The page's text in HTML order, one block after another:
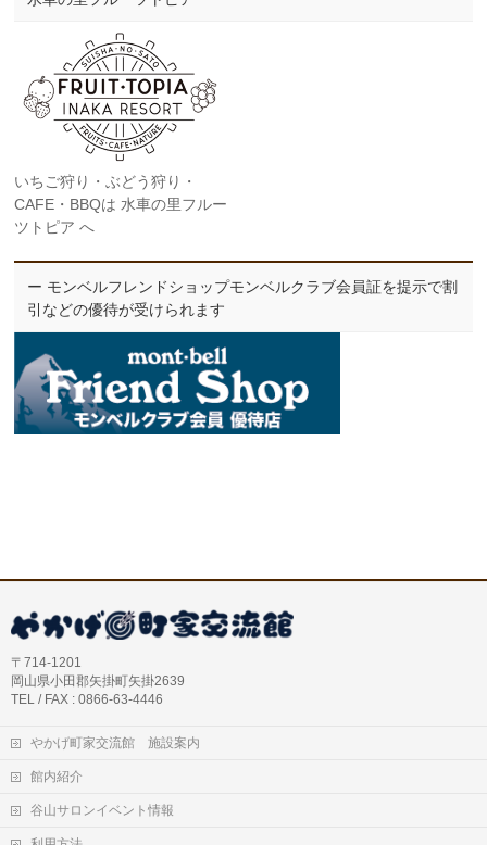
いちご狩り・ぶどう狩り・
CAFE・BBQは 水車の里フルー
ツトピア へ
ー モンベルフレンドショップモンベルクラブ会員証を提示で割
引などの優待が受けられます
〒714-1201
岡山県小田郡矢掛町矢掛2639
TEL / FAX : 0866-63-4446
やかげ町家交流館 施設案内
館内紹介
谷山サロンイベント情報